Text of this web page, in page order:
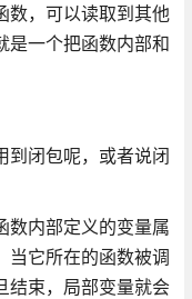
数，可以读取到其他
是一个把函数内部和
到闭包呢，或者说闭
数内部定义的变量属
当它所在的函数被调
结束，局部变量就会